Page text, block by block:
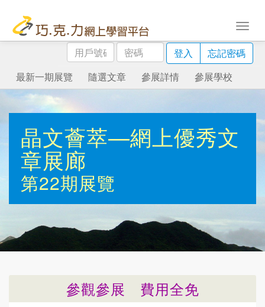
用
戶
號
碼
密
碼
登入
忘記密碼
最新一期展覽
隨選文章 參展詳情 參展學校
晶文薈萃—網上優秀文
章展廊
第22期展覽
參觀參展 費用全免